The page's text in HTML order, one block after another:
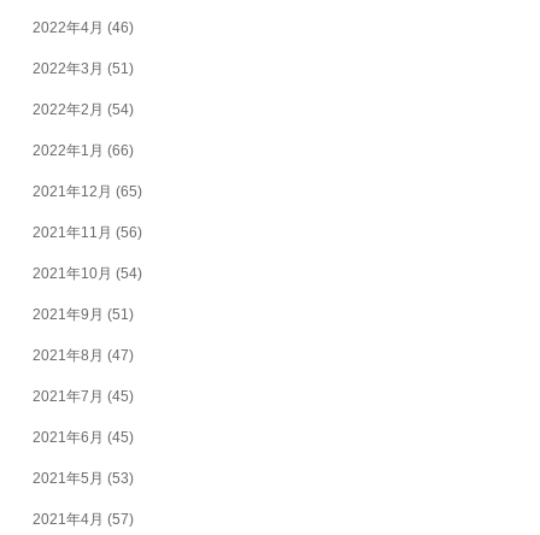
2022年4月 (46)
2022年3月 (51)
2022年2月 (54)
2022年1月 (66)
2021年12月 (65)
2021年11月 (56)
2021年10月 (54)
2021年9月 (51)
2021年8月 (47)
2021年7月 (45)
2021年6月 (45)
2021年5月 (53)
2021年4月 (57)